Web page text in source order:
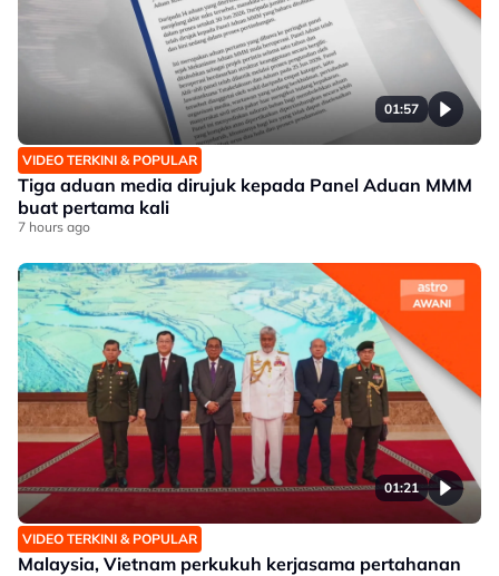
01:57
VIDEO TERKINI & POPULAR
Tiga aduan media dirujuk kepada Panel Aduan MMM
buat pertama kali
7 hours ago
01:21
VIDEO TERKINI & POPULAR
Malaysia, Vietnam perkukuh kerjasama pertahanan